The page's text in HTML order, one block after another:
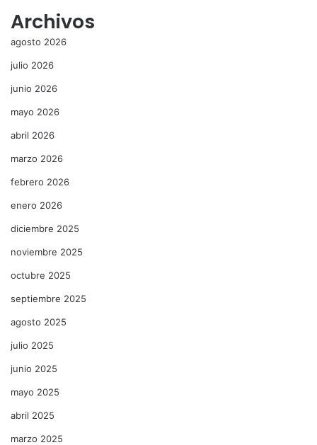
Archivos
agosto 2026
julio 2026
junio 2026
mayo 2026
abril 2026
marzo 2026
febrero 2026
enero 2026
diciembre 2025
noviembre 2025
octubre 2025
septiembre 2025
agosto 2025
julio 2025
junio 2025
mayo 2025
abril 2025
marzo 2025